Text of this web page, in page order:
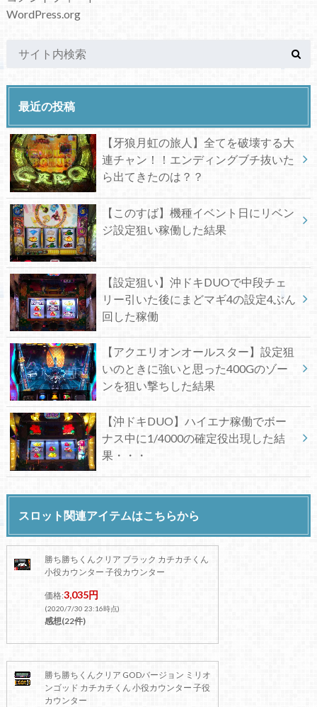
WordPress.org
最近の投稿
【牙狼月虹の旅人】全てを破壊する大
連チャン！！エンディングブチ抜いた
ら出てきたのは？？
【このすば】機種イベント日にリベン
ジ設定狙い稼働した結果
【設定狙い】沖ドキDUOで中段チェ
リー引いた後にまどマギ4の設定4ぶん
回した稼働
【アクエリオンオールスター】設定狙
いのときに強いと思った400Gのゾー
ンを狙い撃ちした結果
【沖ドキDUO】ハイエナ稼働でボー
ナス中に1/4000の確定役出現した結
果・・・
スロット関連アイテムはこちらから
勝ち勝ちくんクリア ブラック カチカチくん
小役カウンター 子役カウンター
価格:3,035円
(2020/7/30 23:16時点)
感想(22件)
勝ち勝ちくんクリア GODバージョン ミリオ
ンゴッド カチカチくん 小役カウンター 子役
カウンター